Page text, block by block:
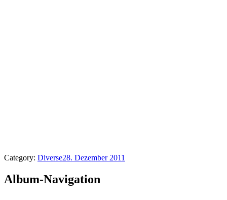
Category: Diverse28. Dezember 2011
Album-Navigation